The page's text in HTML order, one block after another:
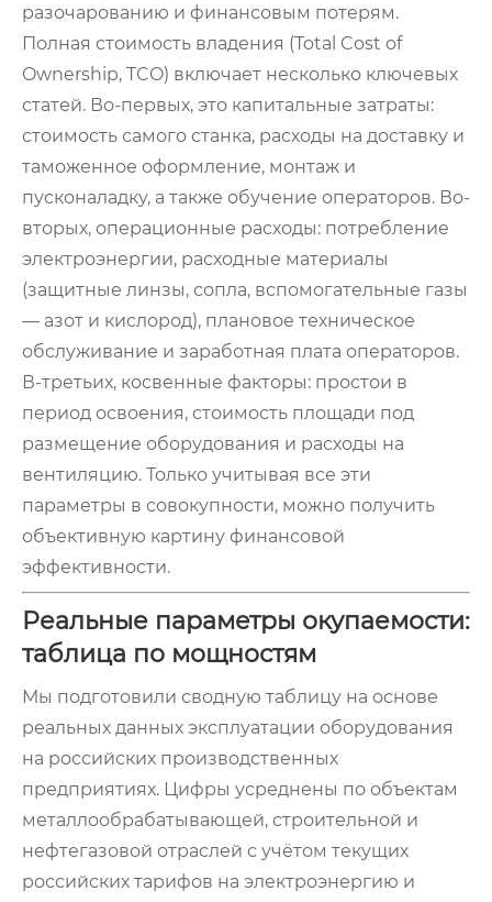
разочарованию и финансовым потерям.
Полная стоимость владения (Total Cost of
Ownership, TCO) включает несколько ключевых
статей. Во-первых, это капитальные затраты:
стоимость самого станка, расходы на доставку и
таможенное оформление, монтаж и
пусконаладку, а также обучение операторов. Во-
вторых, операционные расходы: потребление
электроэнергии, расходные материалы
(защитные линзы, сопла, вспомогательные газы
— азот и кислород), плановое техническое
обслуживание и заработная плата операторов.
В-третьих, косвенные факторы: простои в
период освоения, стоимость площади под
размещение оборудования и расходы на
вентиляцию. Только учитывая все эти
параметры в совокупности, можно получить
объективную картину финансовой
эффективности.
Реальные параметры окупаемости:
таблица по мощностям
Мы подготовили сводную таблицу на основе
реальных данных эксплуатации оборудования
на российских производственных
предприятиях. Цифры усреднены по объектам
металлообрабатывающей, строительной и
нефтегазовой отраслей с учётом текущих
российских тарифов на электроэнергию и